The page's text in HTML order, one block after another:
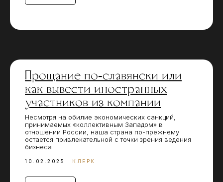
Прощание по-славянски или
как вывести иностранных
участников из компании
Несмотря на обилие экономических санкций,
принимаемых «коллективным Западом» в
отношении России, наша страна по-прежнему
остается привлекательной с точки зрения ведения
бизнеса
10.02.2025 КЛЕРК